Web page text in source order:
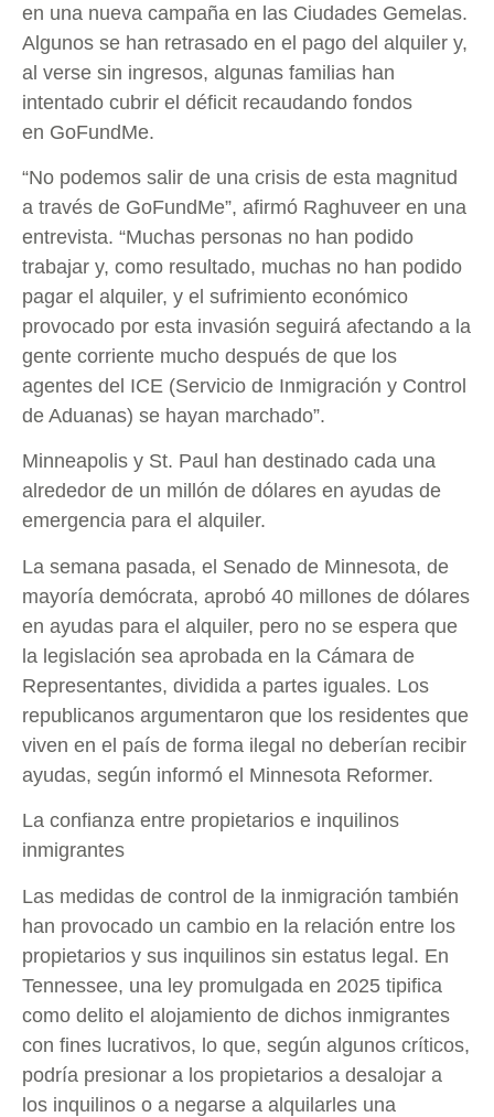
en una nueva campaña en las Ciudades Gemelas.
Algunos se han retrasado en el pago del alquiler y,
al verse sin ingresos, algunas familias han
intentado cubrir el déficit recaudando fondos
en GoFundMe.
“No podemos salir de una crisis de esta magnitud
a través de GoFundMe”, afirmó Raghuveer en una
entrevista. “Muchas personas no han podido
trabajar y, como resultado, muchas no han podido
pagar el alquiler, y el sufrimiento económico
provocado por esta invasión seguirá afectando a la
gente corriente mucho después de que los
agentes del ICE (Servicio de Inmigración y Control
de Aduanas) se hayan marchado”.
Minneapolis y St. Paul han destinado cada una
alrededor de un millón de dólares en ayudas de
emergencia para el alquiler.
La semana pasada, el Senado de Minnesota, de
mayoría demócrata, aprobó 40 millones de dólares
en ayudas para el alquiler, pero no se espera que
la legislación sea aprobada en la Cámara de
Representantes, dividida a partes iguales. Los
republicanos argumentaron que los residentes que
viven en el país de forma ilegal no deberían recibir
ayudas, según informó el Minnesota Reformer.
La confianza entre propietarios e inquilinos
inmigrantes
Las medidas de control de la inmigración también
han provocado un cambio en la relación entre los
propietarios y sus inquilinos sin estatus legal. En
Tennessee, una ley promulgada en 2025 tipifica
como delito el alojamiento de dichos inmigrantes
con fines lucrativos, lo que, según algunos críticos,
podría presionar a los propietarios a desalojar a
los inquilinos o a negarse a alquilarles una